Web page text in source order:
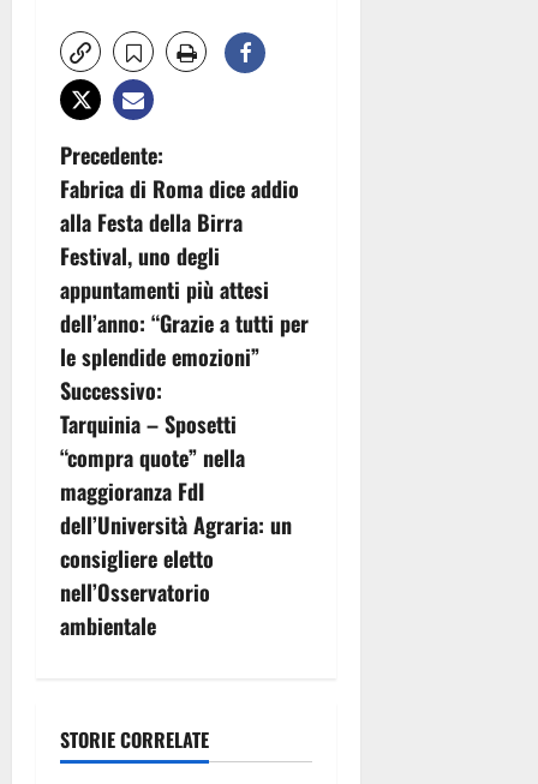
N
a
v
i
g
a
z
i
o
n
a
r
Precedente:
Fabrica di Roma dice addio
alla Festa della Birra
Festival, uno degli
appuntamenti più attesi
dell’anno: “Grazie a tutti per
le splendide emozioni”
Successivo:
Tarquinia – Sposetti
“compra quote” nella
maggioranza FdI
dell’Università Agraria: un
consigliere eletto
nell’Osservatorio
ambientale
STORIE CORRELATE